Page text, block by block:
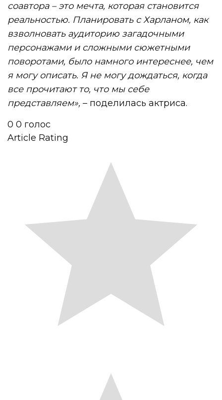
соавтора – это мечта, которая становится
реальностью. Планировать с Харланом, как
взволновать аудиторию загадочными
персонажами и сложными сюжетными
поворотами, было намного интереснее, чем
я могу описать. Я не могу дождаться, когда
все прочитают то, что мы себе
представляем», – поделилась актриса.
0 0 голос
Article Rating